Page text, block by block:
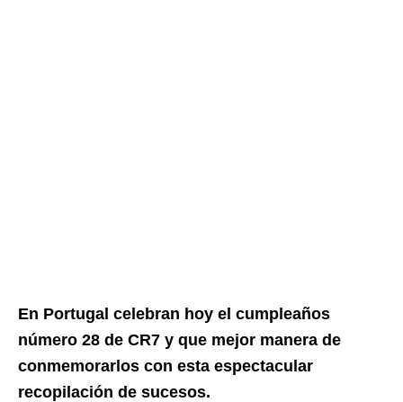
En Portugal celebran hoy el cumpleaños
número 28 de CR7 y que mejor manera de
conmemorarlos con esta espectacular
recopilación de sucesos.